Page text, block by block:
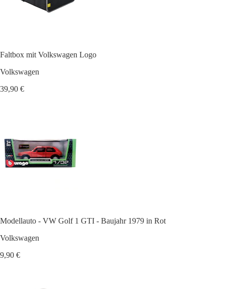
Faltbox mit Volkswagen Logo
Volkswagen
39,90 €
Modellauto - VW Golf 1 GTI - Baujahr 1979 in Rot
Volkswagen
9,90 €